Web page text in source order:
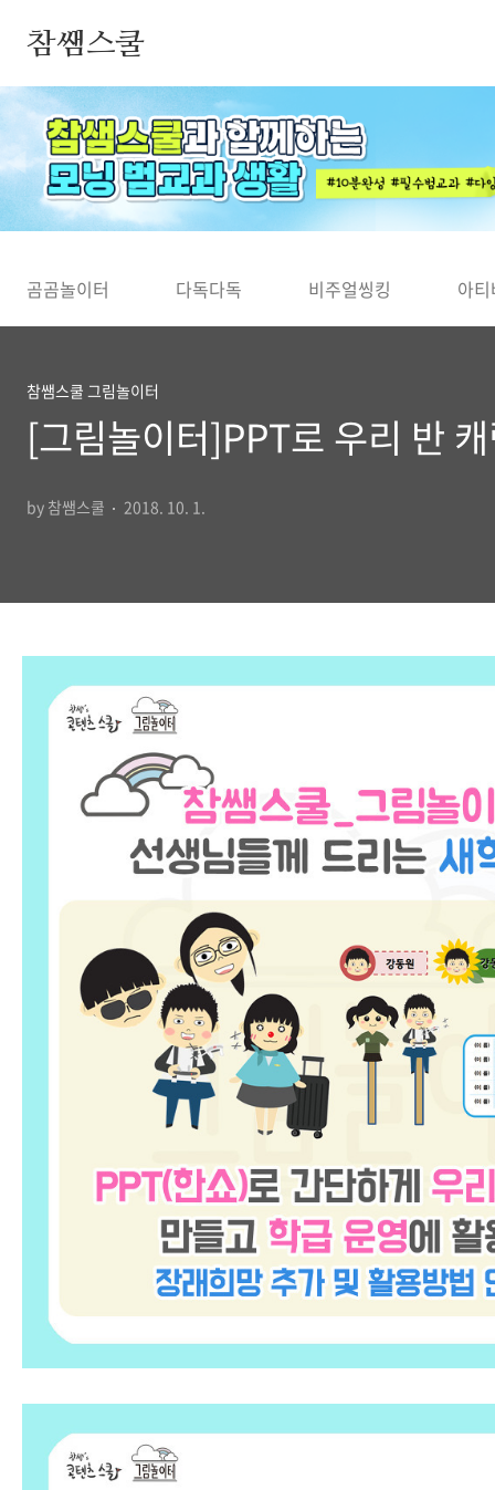
참쌤스쿨
◀
곰곰놀이터 다독다독 비주얼씽킹 아
참쌤스쿨 그림놀이터
[그림놀이터]PPT로 우리 반
by 참쌤스쿨 2018. 10. 1.